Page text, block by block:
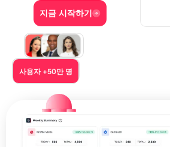
지금 시작하기
사용자 +50만 명